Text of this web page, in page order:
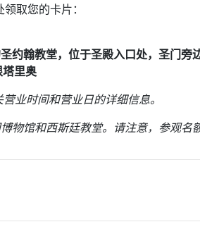
取您的卡片：
约翰教堂， 位于圣殿入口处，圣门旁边
里奥
业时间和营业日的详细信息。
馆和西斯廷教堂。请注意，参观名